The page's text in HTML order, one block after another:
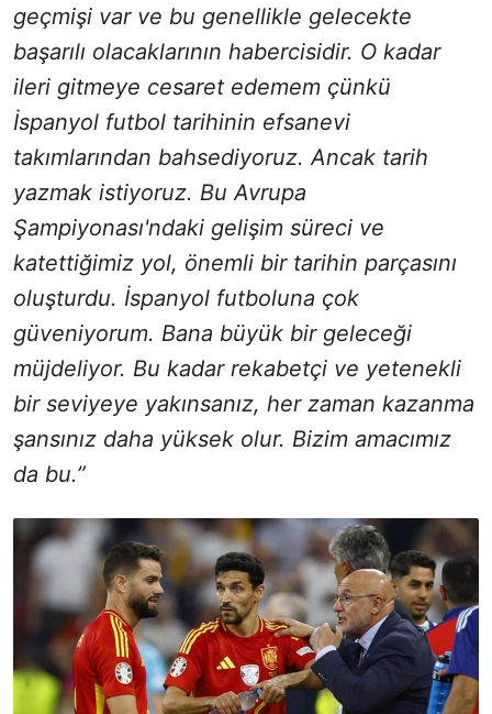
geçmişi var ve bu genellikle gelecekte
başarılı olacaklarının habercisidir. O kadar
ileri gitmeye cesaret edemem çünkü
İspanyol futbol tarihinin efsanevi
takımlarından bahsediyoruz. Ancak tarih
yazmak istiyoruz. Bu Avrupa
Şampiyonası'ndaki gelişim süreci ve
katettiğimiz yol, önemli bir tarihin parçasını
oluşturdu. İspanyol futboluna çok
güveniyorum. Bana büyük bir geleceği
müjdeliyor. Bu kadar rekabetçi ve yetenekli
bir seviyeye yakınsanız, her zaman kazanma
şansınız daha yüksek olur. Bizim amacımız
da bu.”